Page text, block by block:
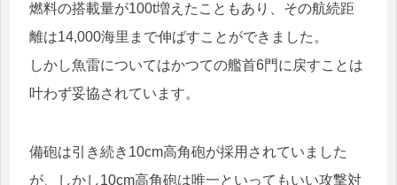
燃料の搭載量が100t増えたこともあり、その航続距
離は14,000海里まで伸ばすことができました。
しかし魚雷についてはかつての艦首6門に戻すことは
叶わず妥協されています。
備砲は引き続き10cm高角砲が採用されていました
が、しかし10cm高角砲は唯一といってもいい攻撃対